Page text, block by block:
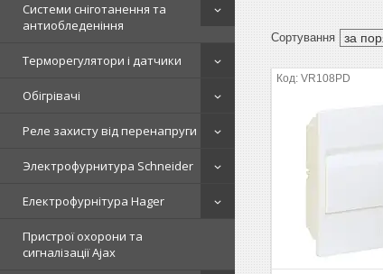
Системи сніготанення та
антиобледеніння
Терморегулятори і датчики
Обігрівачі
Реле захисту від перенапруги
Электрофурнитура Schneider
Електрофурнітура Hager
Пристрої охорони та
сигналізації Ajax
VR108PD